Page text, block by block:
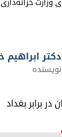
دکتر ابراهیم
نویسنده
برابر بغداد